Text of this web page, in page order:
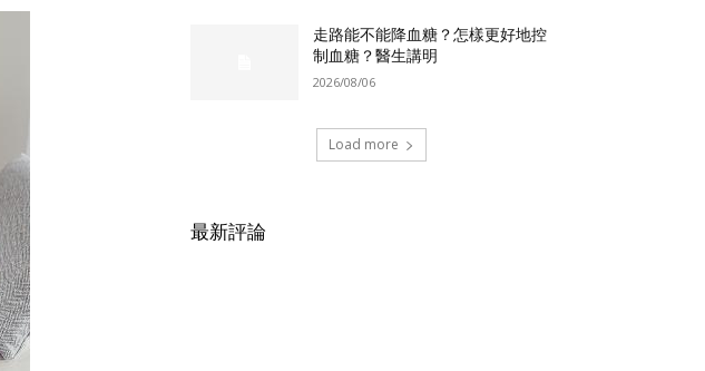
走路能不能降血糖？怎樣更好地控
制血糖？醫生講明
2026/08/06
Load more
最新評論